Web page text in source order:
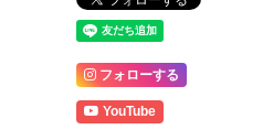
フォローする
YouTube